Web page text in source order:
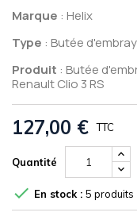
Marque : Helix
Type : Butée
Produit : Butée
Renault Clio 3 RS
127,00 € TTC
Quantité
 En stock : 5 produits